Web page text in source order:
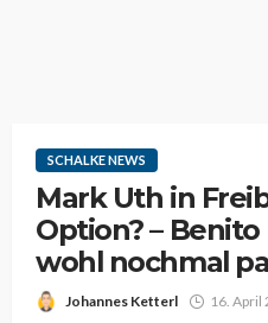
SCHALKE NEWS
Mark Uth in
Option? –
wohl nochmal
Johannes Ketterl 16. April